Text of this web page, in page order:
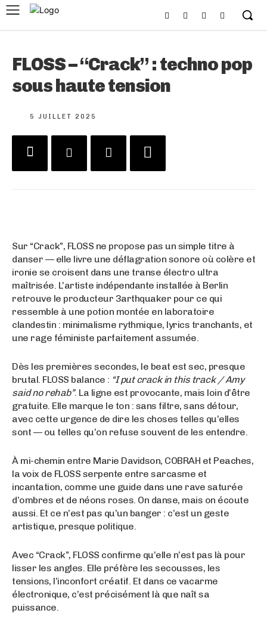
FLOSS – “Crack” : techno pop
sous haute tension
5 JUILLET 2025
Sur “Crack”, FLOSS ne propose pas un simple titre à
danser — elle livre une déflagration sonore où colère et
ironie se croisent dans une transe électro ultra
maîtrisée. L’artiste indépendante installée à Berlin
retrouve le producteur 3arthquaker pour ce qui
ressemble à une potion montée en laboratoire
clandestin : minimalisme rythmique, lyrics tranchants, et
une rage féministe parfaitement assumée.
Dès les premières secondes, le beat est sec, presque
brutal. FLOSS balance : “I put crack in this track / Amy
said no rehab”. La ligne est provocante, mais loin d’être
gratuite. Elle marque le ton : sans filtre, sans détour,
avec cette urgence de dire les choses telles qu’elles
sont — ou telles qu’on refuse souvent de les entendre.
À mi-chemin entre Marie Davidson, COBRAH et Peaches,
la voix de FLOSS serpente entre sarcasme et
incantation, comme une guide dans une rave saturée
d’ombres et de néons roses. On danse, mais on écoute
aussi. Et ce n’est pas qu’un banger : c’est un geste
artistique, presque politique.
Avec “Crack”, FLOSS confirme qu’elle n’est pas là pour
lisser les angles. Elle préfère les secousses, les
tensions, l’inconfort créatif. Et dans ce vacarme
électronique, c’est précisément là que naît sa
puissance.